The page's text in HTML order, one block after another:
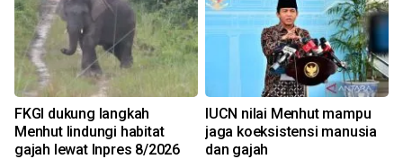
FKGI dukung langkah
Menhut lindungi habitat
gajah lewat Inpres 8/2026
IUCN nilai Menhut mampu
jaga koeksistensi manusia
dan gajah